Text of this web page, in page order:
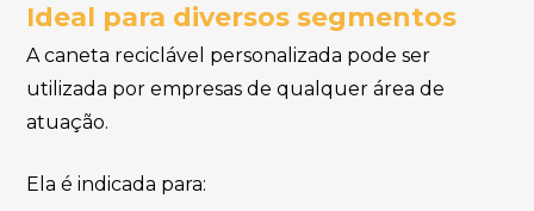
Ideal para diversos segmentos
A caneta reciclável personalizada pode ser
utilizada por empresas de qualquer área de
atuação.
Ela é indicada para: